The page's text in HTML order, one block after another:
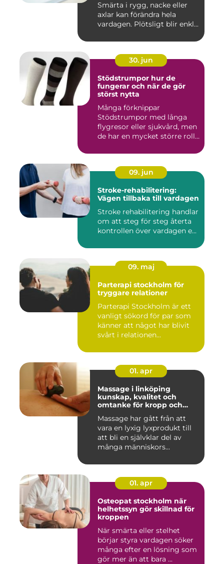
Smärta i rygg, nacke eller
axlar kan förändra hela
vardagen. Plötsligt blir enkl...
30. jun
Stödstrumpor hur de
fungerar och när de gör
störst nytta
Många förknippar
Stödstrumpor med långa
flygresor eller sjukvård, men
de har en mycket större roll
09. jun
Stroke-rehabilitering:
Vägen tillbaka till vardagen
Stroke rehabilitering handlar
om att steg för steg återta
kontrollen över vardagen e...
09. maj
Parterapi stockholm för
tryggare relationer
Parterapi Stockholm är ett
vanligt sökord för par som
känner att något har blivit
svårt i relationen...
01. apr
Massage i linköping
kunskap, kvalitet och
omtanke för kropp och
Massage har gått från att
vara en lyxig lyxprodukt till
att bli en självklar del av
många människors...
01. apr
Osteopat stockholm när
helhetssyn gör skillnad för
kroppen
När smärta eller stelhet
börjar styra vardagen söker
många efter en lösning som
gör mer än att bara ...